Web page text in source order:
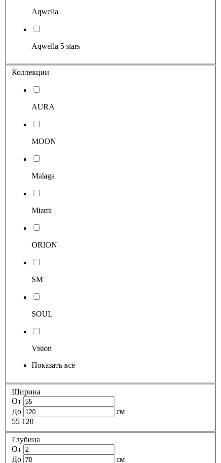
Aqwella
Aqwella 5 stars
Коллекции
AURA
MOON
Malaga
Miami
ORION
SM
SOUL
Vision
Показать всё
Ширина
От
До
см
55 120
Глубина
От
До
см